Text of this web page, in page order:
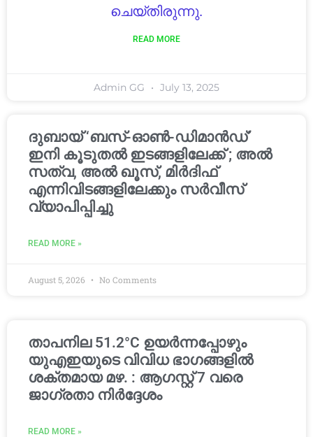
ചെയ്തിരുന്നു.
READ MORE
Admin GG July 13, 2025
ദുബായ് ‘ബസ്-ഓൺ-ഡിമാൻഡ്’
ഇനി കൂടുതൽ ഇടങ്ങളിലേക്ക് ; അൽ
സത്വ, അൽ ഖൂസ്, മിർദിഫ്
എന്നിവിടങ്ങളിലേക്കും സർവീസ്
വ്യാപിപ്പിച്ചു
READ MORE »
August 5, 2026 No Comments
താപനില 51.2°C ഉയർന്നപ്പോഴും
യുഎഇയുടെ വിവിധ ഭാഗങ്ങളിൽ
ശക്തമായ മഴ. : ആഗസ്റ്റ് 7 വരെ
ജാഗ്രതാ നിർദ്ദേശം
READ MORE »